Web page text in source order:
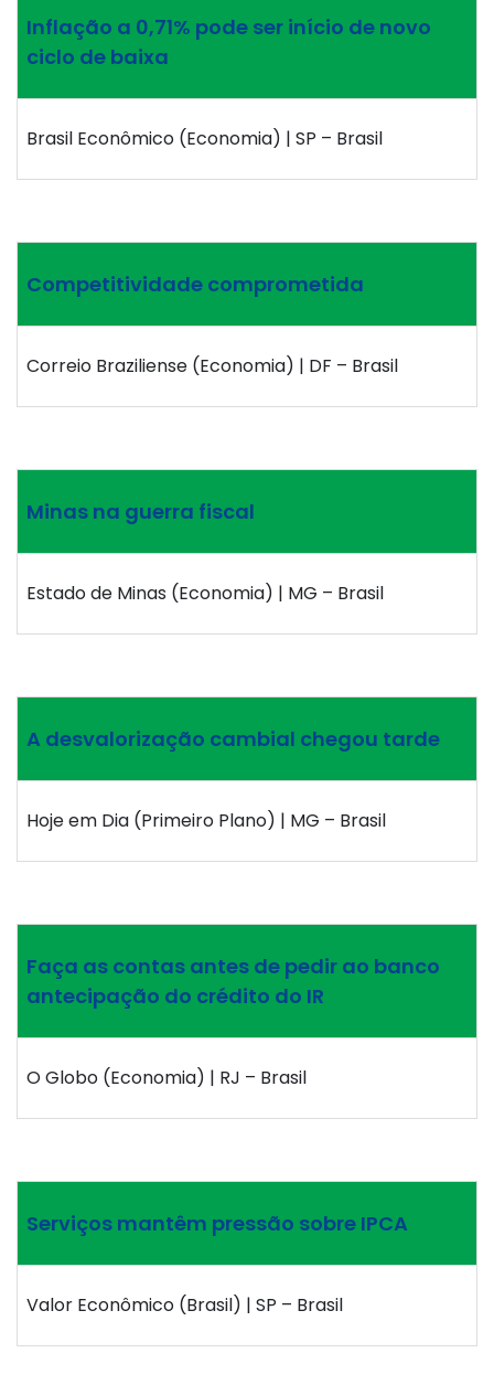
Inflação a 0,71% pode ser início de novo
ciclo de baixa
Brasil Econômico (Economia) | SP – Brasil
Competitividade comprometida
Correio Braziliense (Economia) | DF – Brasil
Minas na guerra fiscal
Estado de Minas (Economia) | MG – Brasil
A desvalorização cambial chegou tarde
Hoje em Dia (Primeiro Plano) | MG – Brasil
Faça as contas antes de pedir ao banco
antecipação do crédito do IR
O Globo (Economia) | RJ – Brasil
Serviços mantêm pressão sobre IPCA
Valor Econômico (Brasil) | SP – Brasil